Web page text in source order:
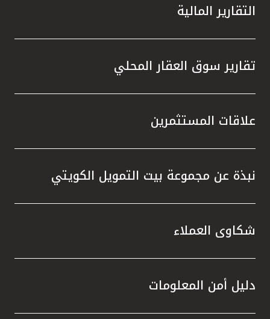
التقارير المالية
تقارير سوق العقار المحلي
علاقات المستثمرين
نبذة عن مجموعة بيت التمويل الكويتي
شكاوى العملاء
دليل أمن المعلومات